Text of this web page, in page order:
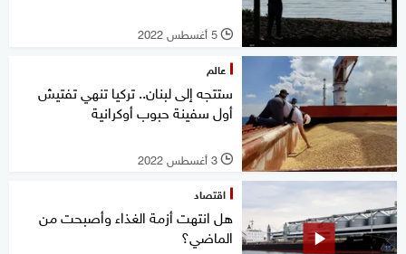
l 5 أغسطس 2022
عالم
ستتجه إلى لبنان.. تركيا تنهي تفتيش
أول سفينة حبوب أوكرانية
l 3 أغسطس 2022
اقتصاد
هل انتهت أزمة الغذاء وأصبحت من
الماضي؟